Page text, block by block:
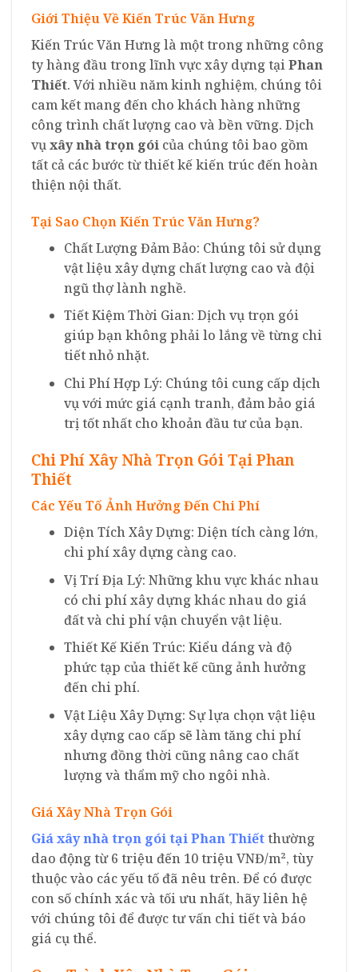
Giới Thiệu Về Kiến Trúc Văn Hưng
Kiến Trúc Văn Hưng là một trong những công
ty hàng đầu trong lĩnh vực xây dựng tạiPhan
Thiết. Với nhiều năm kinh nghiệm, chúng tôi
cam kết mang đến cho khách hàng những
công trình chất lượng cao và bền vững. Dịch
vụxây nhà trọn gói của chúng tôi bao gồm
tất cả các bước từ thiết kế kiến trúc đến hoàn
thiện nội thất.
Tại Sao Chọn Kiến Trúc Văn Hưng?
Chất Lượng Đảm Bảo: Chúng tôi sử dụng
vật liệu xây dựng chất lượng cao và đội
ngũ thợ lành nghề.
Tiết Kiệm Thời Gian: Dịch vụ trọn gói
giúp bạn không phải lo lắng về từng chi
tiết nhỏ nhặt.
Chi Phí Hợp Lý: Chúng tôi cung cấp dịch
vụ với mức giá cạnh tranh, đảm bảo giá
trị tốt nhất cho khoản đầu tư của bạn.
Chi Phí Xây Nhà Trọn Gói Tại Phan
Thiết
Các Yếu Tố Ảnh Hưởng Đến Chi Phí
Diện Tích Xây Dựng: Diện tích càng lớn,
chi phí xây dựng càng cao.
Vị Trí Địa Lý: Những khu vực khác nhau
có chi phí xây dựng khác nhau do giá
đất và chi phí vận chuyển vật liệu.
Thiết Kế Kiến Trúc: Kiểu dáng và độ
phức tạp của thiết kế cũng ảnh hưởng
đến chi phí.
Vật Liệu Xây Dựng: Sự lựa chọn vật liệu
xây dựng cao cấp sẽ làm tăng chi phí
nhưng đồng thời cũng nâng cao chất
lượng và thẩm mỹ cho ngôi nhà.
Giá Xây Nhà Trọn Gói
Giá xây nhà trọn gói tại Phan Thiếtthường
dao động từ 6 triệu đến 10 triệu VNĐ/m², tùy
thuộc vào các yếu tố đã nêu trên. Để có được
con số chính xác và tối ưu nhất, hãy liên hệ
với chúng tôi để được tư vấn chi tiết và báo
giá cụ thể.